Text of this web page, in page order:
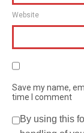
Website
Save my name,
time I comment
By using this